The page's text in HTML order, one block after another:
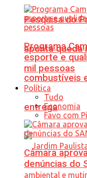
Pesquisa do
aponta queda
combustíveis
entrega
Programa
esporte e
mil pessoas
Política
Tudo
Economia
Favo com
Câmara
denúncias do